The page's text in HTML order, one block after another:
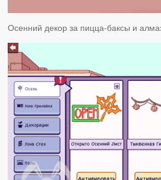
Осенний декор за пицца-баксы и